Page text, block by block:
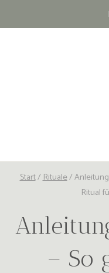
Inhalt
Start/Rituale/
Ritual
– So